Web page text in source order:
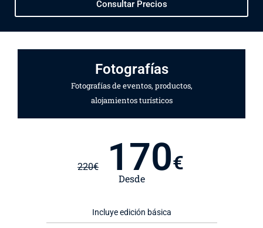
Consultar Precios
Fotografías
Fotografías de eventos, productos,
alojamientos turísticos
220€ 170€
Desde
Incluye edición básica